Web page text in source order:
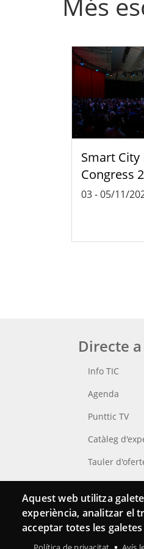
Smart City
Congress
03-05/11/
Directe a
Info TIC
Agenda
Punttic TV
Catàleg
Tauler
Cerca el teu
Aquest web utilitza
experiència, analitzar el
acceptar totes les